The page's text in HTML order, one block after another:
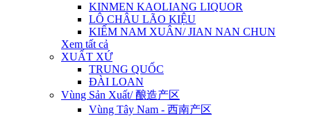
KINMEN KAOLIANG LIQUOR
LÔ CHÂU LÃO KIỆU
KIẾM NAM XUÂN/ JIAN NAN CHUN
Xem tất cả
XUẤT XỨ
TRUNG QUỐC
ĐÀI LOAN
Vùng Sản Xuất/ 酿造产区
Vùng Tây Nam - 西南产区